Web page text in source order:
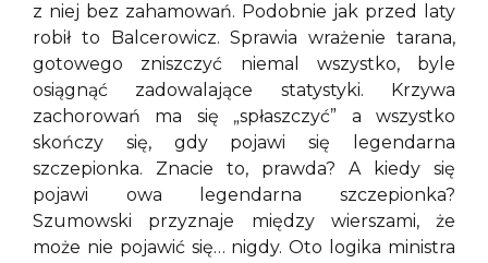
z niej bez zahamowań. Podobnie jak przed laty
robił to Balcerowicz. Sprawia wrażenie tarana,
gotowego zniszczyć niemal wszystko, byle
osiągnąć zadowalające statystyki. Krzywa
zachorowań ma się „spłaszczyć” a wszystko
skończy się, gdy pojawi się legendarna
szczepionka. Znacie to, prawda? A kiedy się
pojawi owa legendarna szczepionka?
Szumowski przyznaje między wierszami, że
może nie pojawić się… nigdy. Oto logika ministra